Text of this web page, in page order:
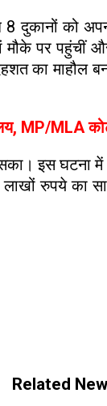
8 दुकानों
पर
माहौल बन
MP/MLA
इस घटना में
रुपये का
Related